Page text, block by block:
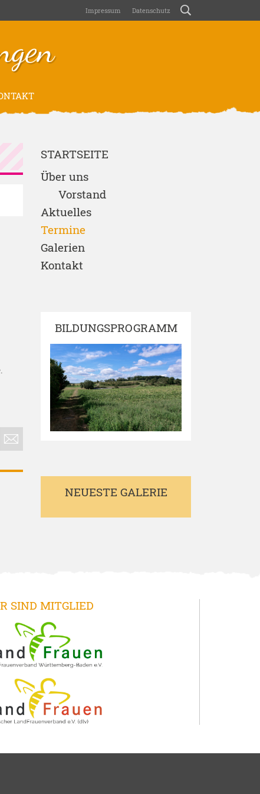
Impressum Datenschutz
STARTSEITE
Über uns
Vorstand
Aktuelles
Termine
Galerien
Kontakt
BILDUNGSPROGRAMM
NEUESTE GALERIE
SIND MITGLIED